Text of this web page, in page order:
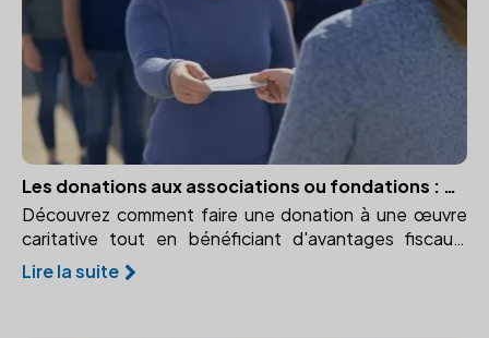
Les donations aux associations ou fondations : bénéficier d'avantages fiscaux
Découvrez comment faire une donation à une œuvre
caritative tout en bénéficiant d'avantages fiscaux.
Apprenez l'importance du rôle du notaire dans ce
Lire la suite